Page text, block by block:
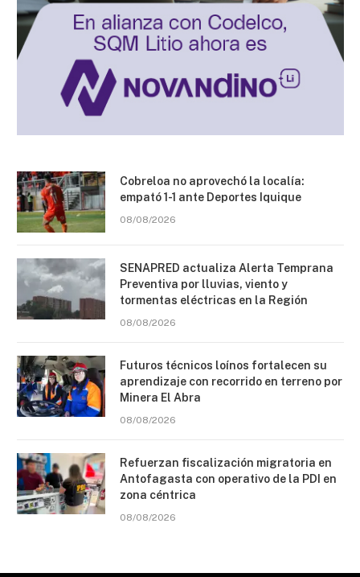
Cobreloa no aprovechó la localía:
empató 1-1 ante Deportes Iquique
08/08/2026
SENAPRED actualiza Alerta Temprana
Preventiva por lluvias, viento y
tormentas eléctricas en la Región
08/08/2026
Futuros técnicos loínos fortalecen su
aprendizaje con recorrido en terreno por
Minera El Abra
08/08/2026
Refuerzan fiscalización migratoria en
Antofagasta con operativo de la PDI en
zona céntrica
08/08/2026